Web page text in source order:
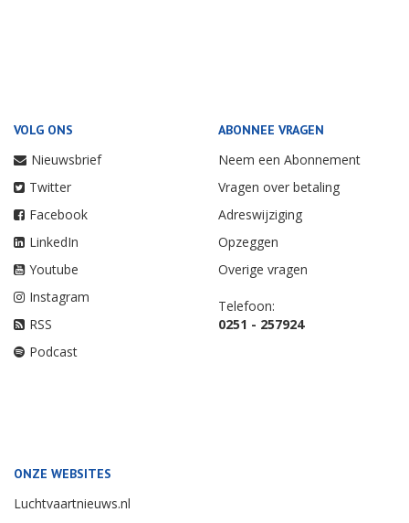
VOLG ONS
Nieuwsbrief
Twitter
Facebook
LinkedIn
Youtube
Instagram
RSS
Podcast
ABONNEE VRAGEN
Neem een Abonnement
Vragen over betaling
Adreswijziging
Opzeggen
Overige vragen
Telefoon:
0251 - 257924
ONZE WEBSITES
Luchtvaartnieuws.nl